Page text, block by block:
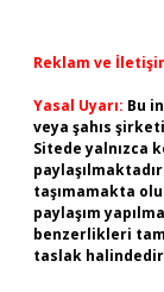
Reklam ve
Yasal Uyarı: Bu
veya şahıs
Sitede yalnızca
taşımamakta
paylaşım
benzerlikleri
taslak